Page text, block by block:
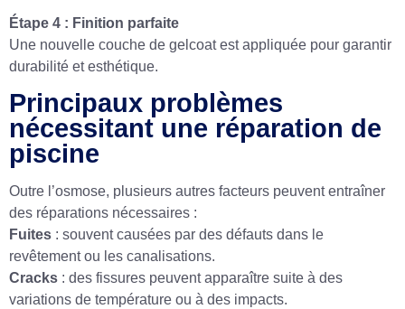
Étape 4 : Finition parfaite
Une nouvelle couche de gelcoat est appliquée pour garantir
durabilité et esthétique.
Principaux problèmes
nécessitant une réparation de
piscine
Outre l’osmose, plusieurs autres facteurs peuvent entraîner
des réparations nécessaires :
Fuites : souvent causées par des défauts dans le
revêtement ou les canalisations.
Cracks : des fissures peuvent apparaître suite à des
variations de température ou à des impacts.